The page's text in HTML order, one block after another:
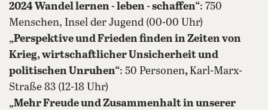
2024 Wandel lernen - leben - schaffen“: 750
Menschen, Insel der Jugend (00-00 Uhr)
„Perspektive und Frieden finden in Zeiten von
Krieg, wirtschaftlicher Unsicherheit und
politischen Unruhen“: 50 Personen, Karl-Marx-
Straße 83 (12-18 Uhr)
„Mehr Freude und Zusammenhalt in unserer